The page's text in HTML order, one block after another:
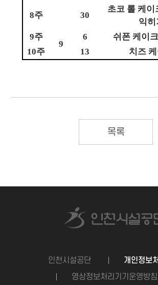
8주 30
초코 롤 케
익히
9주
9
6 쉬폰 케이크
10주 13 치즈
목록
인천시설공단
개인정보
영상정보처리기기운영방침